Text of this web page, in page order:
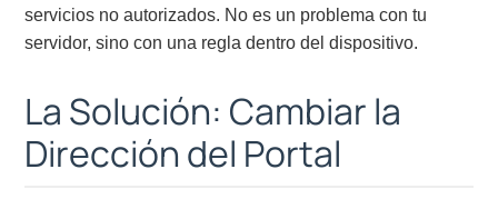
servicios no autorizados. No es un problema con tu
servidor, sino con una regla dentro del dispositivo.
La Solución: Cambiar la
Dirección del Portal